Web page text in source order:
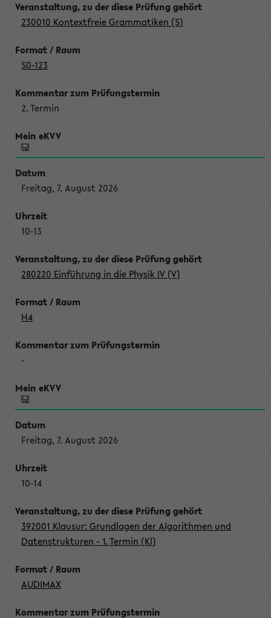
230010 Kontextfreie Grammatiken (S)
S0-123
2. Termin
Freitag, 7. August 2026
10-13
280220 Einführung in die Physik IV (V)
H4
-
Freitag, 7. August 2026
10-14
392001 Klausur: Grundlagen der Algorithmen und
Datenstrukturen - 1. Termin (Kl)
AUDIMAX